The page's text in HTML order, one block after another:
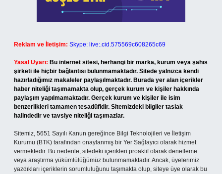
Reklam ve İletişim: Skype: live:.cid.575569c608265c69
Yasal Uyarı: Bu internet sitesi, herhangi bir marka, kurum veya şahıs
şirketi ile hiçbir bağlantısı bulunmamaktadır. Sitede yalnızca kendi
hazırladığımız makaleler paylaşılmaktadır. Burada yer alan içerikler
haber niteliği taşımamakta olup, gerçek kurum ve kişiler hakkında
paylaşım yapılmamaktadır. Gerçek kurum ve kişiler ile isim
benzerlikleri tamamen tesadüfidir. Sitemizdeki bilgiler taslak
halindedir ve tavsiye niteliği taşımazlar.
Sitemiz, 5651 Sayılı Kanun gereğince Bilgi Teknolojileri ve İletişim
Kurumu (BTK) tarafından onaylanmış bir Yer Sağlayıcı olarak hizmet
vermektedir. Bu nedenle, sitedeki içerikleri proaktif olarak denetleme
veya araştırma yükümlülüğümüz bulunmamaktadır. Ancak, üyelerimiz
yazdıkları içeriklerin sorumluluğunu taşımakta olup, siteye üye olarak bu